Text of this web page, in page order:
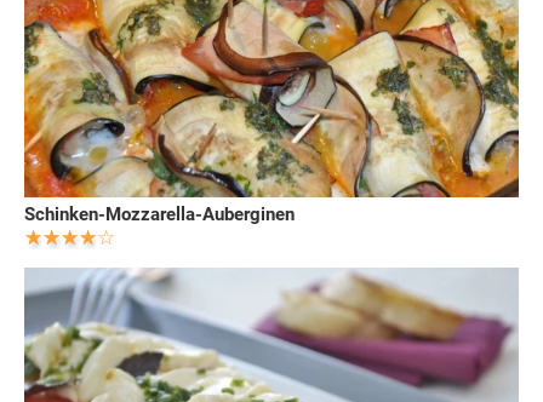
Schinken-Mozzarella-Auberginen